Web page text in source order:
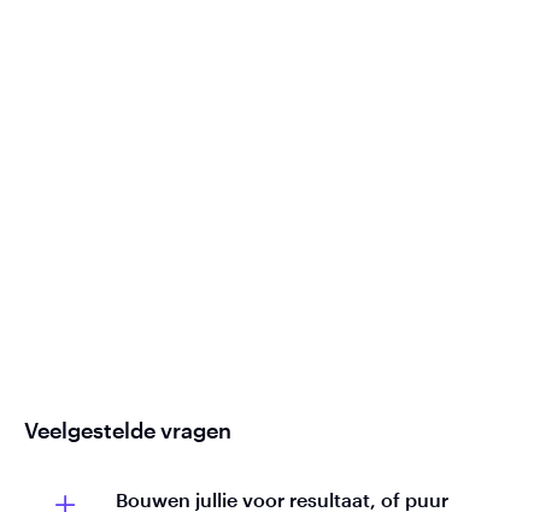
Veelgestelde vragen
Bouwen jullie voor resultaat, of puur